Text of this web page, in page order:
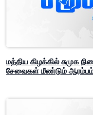
மத்திய கிழக்கில் சுமுக
சேவைகள் மீண்டும்